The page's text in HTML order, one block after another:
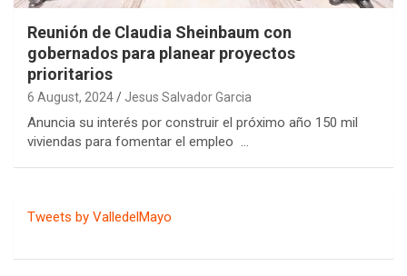
Reunión de Claudia Sheinbaum con
gobernados para planear proyectos
prioritarios
6 August, 2024 Jesus Salvador Garcia
Anuncia su interés por construir el próximo año 150 mil
viviendas para fomentar el empleo …
Tweets by ValledelMayo